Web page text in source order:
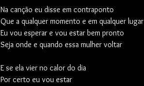
Na canção eu disse em contraponto
Que a qualquer momento e em qualquer lugar
Eu vou esperar e vou estar bem pronto
Seja onde e quando essa mulher voltar
E se ela vier no calor do dia
Por certo eu vou estar